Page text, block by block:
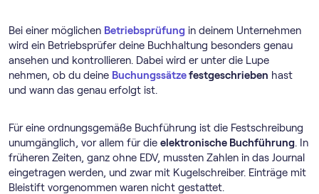
Bei einer möglichen Betriebsprüfung in deinem Unternehmen
wird ein Betriebsprüfer deine Buchhaltung besonders genau
ansehen und kontrollieren. Dabei wird er unter die Lupe
nehmen, ob du deine Buchungssätzefestgeschrieben hast
und wann das genau erfolgt ist.
Für eine ordnungsgemäße Buchführung ist die Festschreibung
unumgänglich, vor allem für die elektronische Buchführung. In
früheren Zeiten, ganz ohne EDV, mussten Zahlen in das Journal
eingetragen werden, und zwar mit Kugelschreiber. Einträge mit
Bleistift vorgenommen waren nicht gestattet.